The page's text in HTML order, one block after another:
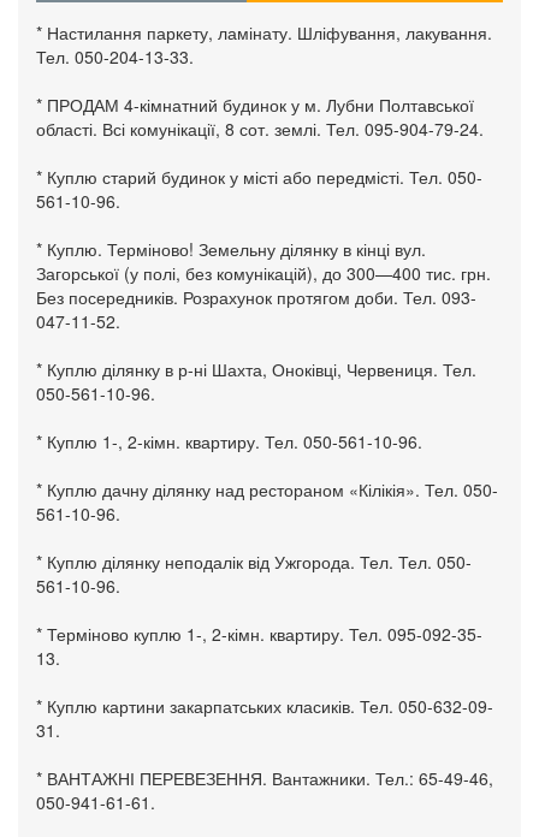
* Настилання паркету, ламінату. Шліфування, лакування.
Тел. 050-204-13-33.
* ПРОДАМ 4-кімнатний будинок у м. Лубни Полтавської
області. Всі комунікації, 8 сот. землі. Тел. 095-904-79-24.
* Куплю старий будинок у місті або передмісті. Тел. 050-
561-10-96.
* Куплю. Терміново! Земельну ділянку в кінці вул.
Загорської (у полі, без комунікацій), до 300—400 тис. грн.
Без посередників. Розрахунок протягом доби. Тел. 093-
047-11-52.
* Куплю ділянку в р-ні Шахта, Оноківці, Червениця. Тел.
050-561-10-96.
* Куплю 1-, 2-кімн. квартиру. Тел. 050-561-10-96.
* Куплю дачну ділянку над рестораном «Кілікія». Тел. 050-
561-10-96.
* Куплю ділянку неподалік від Ужгорода. Тел. Тел. 050-
561-10-96.
* Терміново куплю 1-, 2-кімн. квартиру. Тел. 095-092-35-
13.
* Куплю картини закарпатських класиків. Тел. 050-632-09-
31.
* ВАНТАЖНІ ПЕРЕВЕЗЕННЯ. Вантажники. Тел.: 65-49-46,
050-941-61-61.